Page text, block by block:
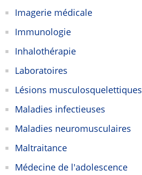
Imagerie médicale
Immunologie
Inhalothérapie
Laboratoires
Lésions musculosquelettiques
Maladies infectieuses
Maladies neuromusculaires
Maltraitance
Médecine de l'adolescence